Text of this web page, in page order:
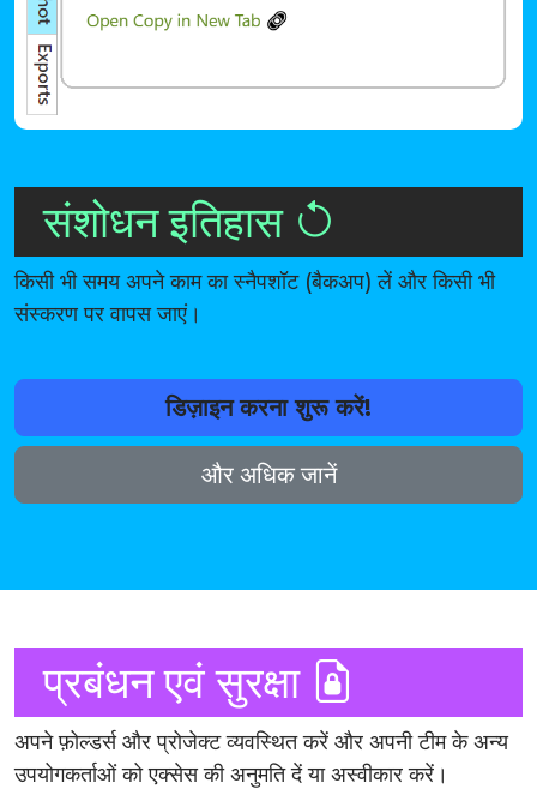
संशोधन इतिहास
किसी भी समय अपने काम का स्नैपशॉट (बैकअप) लें और किसी भी
संस्करण पर वापस जाएं।
डिज़ाइन करना शुरू करें!
और अधिक जानें
प्रबंधन एवं सुरक्षा
अपने फ़ोल्डर्स और प्रोजेक्ट व्यवस्थित करें और अपनी टीम के अन्य
उपयोगकर्ताओं को एक्सेस की अनुमति दें या अस्वीकार करें।